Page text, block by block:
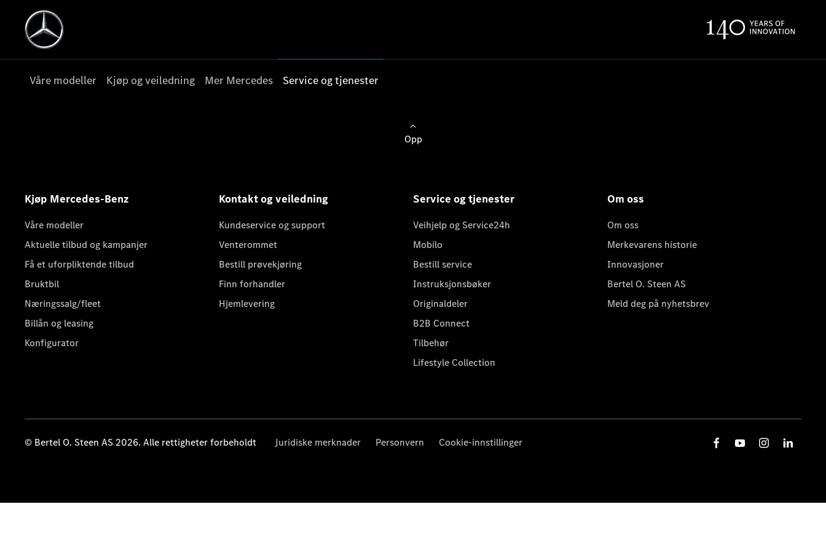
Våre modeller Kjøp og veiledning Mer Mercedes Service og tjenester
Opp
Kjøp Mercedes-Benz
Våre modeller
Aktuelle tilbud og kampanjer
Få et uforpliktende tilbud
Bruktbil
Næringssalg/fleet
Billån og leasing
Konfigurator
Kontakt og veiledning
Kundeservice og support
Venterommet
Bestill prøvekjøring
Finn forhandler
Hjemlevering
Service og tjenester
Veihjelp og Service24h
Mobilo
Bestill service
Instruksjonsbøker
Originaldeler
B2B Connect
Tilbehør
Lifestyle Collection
Om oss
Om oss
Merkevarens historie
Innovasjoner
Bertel O. Steen AS
Meld deg på nyhetsbrev
© Bertel O. Steen AS 2026. Alle rettigheter forbeholdt Juridiske merknader Personvern Cookie-innstillinger